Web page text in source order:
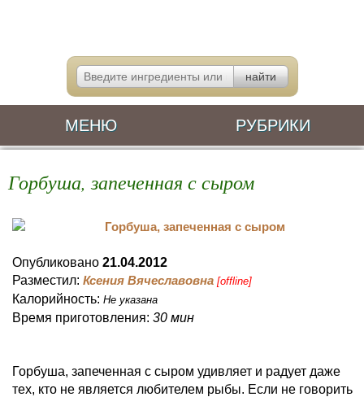
МЕНЮ РУБРИКИ
Горбуша, запеченная с сыром
Опубликовано 21.04.2012
Разместил: Ксения Вячеславовна [offline]
Калорийность: Не указана
Время приготовления: 30 мин
Горбуша, запеченная с сыром удивляет и радует даже
тех, кто не является любителем рыбы. Если не говорить